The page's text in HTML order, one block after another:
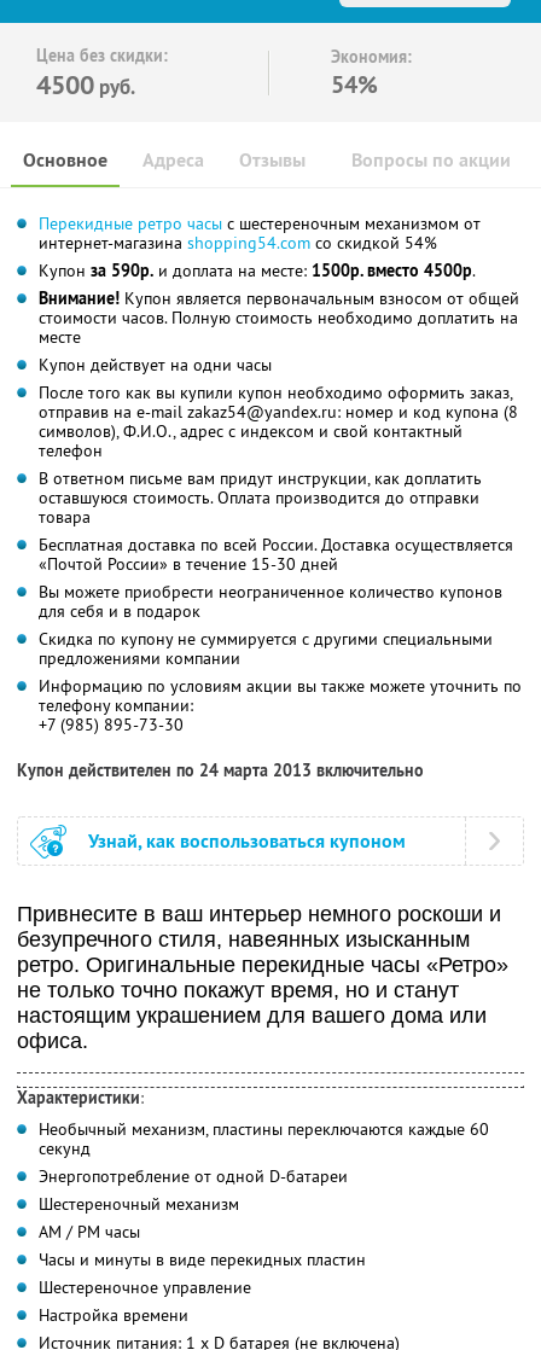
Цена без скидки:
4500 руб.
Экономия:
54%
Основное Отзывы Вопросы по акции
Адреса
Перекидные ретро часы с шестереночным механизмом от
интернет-магазина shopping54.com со скидкой 54%
Купон за 590р. и доплата на месте: 1500р. вместо 4500р.
Внимание! Купон является первоначальным взносом от общей
стоимости часов. Полную стоимость необходимо доплатить на
месте
Купон действует на одни часы
После того как вы купили купон необходимо оформить заказ,
отправив на e-mail zakaz54@yandex.ru: номер и код купона (8
символов), Ф.И.О., адрес с индексом и свой контактный
телефон
В ответном письме вам придут инструкции, как доплатить
оставшуюся стоимость. Оплата производится до отправки
товара
Бесплатная доставка по всей России. Доставка осуществляется
«Почтой России» в течение 15-30 дней
Вы можете приобрести неограниченное количество купонов
для себя и в подарок
Скидка по купону не суммируется с другими специальными
предложениями компании
Информацию по условиям акции вы также можете уточнить по
телефону компании:
+7 (985) 895-73-30
Купон действителен по 24 марта 2013 включительно
Узнай, как воспользоваться купоном
Привнесите в ваш интерьер немного роскоши и
безупречного стиля, навеянных изысканным
ретро. Оригинальные перекидные часы «Ретро»
не только точно покажут время, но и станут
настоящим украшением для вашего дома или
офиса.
Характеристики:
Необычный механизм, пластины переключаютcя каждые 60
секунд
Энергопотребление от одной D-батареи
Шестереночный механизм
AM / PM часы
Часы и минуты в виде перекидных пластин
Шестереночное управление
Настройка времени
Источник питания: 1 х D батарея (не включена)